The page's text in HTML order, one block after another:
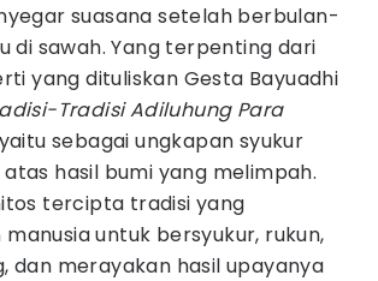
suasana setelah berbulan-
di sawah. Yang terpenting dari
yang dituliskan Gesta Bayuadhi
Tradisi Adiluhung Para
sebagai ungkapan syukur
hasil bumi yang melimpah.
tercipta tradisi yang
untuk bersyukur, rukun,
dan merayakan hasil upayanya